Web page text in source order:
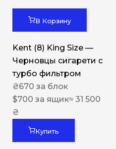
В Корзину
Kent (8) King Size —
Черновцы сигарети с
турбо фильтром
₴670 за блок
$700 за ящик≈ 31 500
₴
Купить